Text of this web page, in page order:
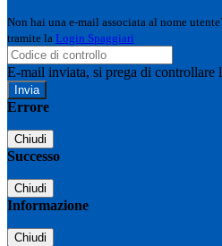
Non hai una e-mail associata al nome
tramite la Login Spaggiari
E-mail inviata, si prega di controllare
Errore
Chiudi
Successo
Chiudi
Informazione
Chiudi